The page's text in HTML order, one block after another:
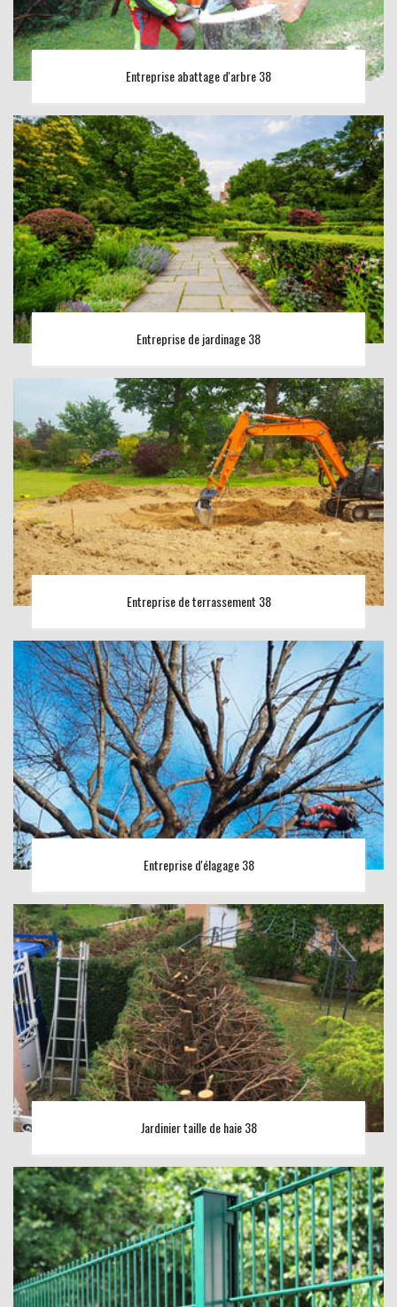
Entreprise abattage d'arbre 38
Entreprise de jardinage 38
Entreprise de terrassement 38
Entreprise d'élagage 38
Jardinier taille de haie 38